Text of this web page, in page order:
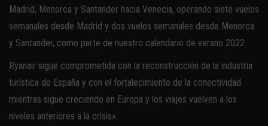
Madrid, Menorca y Santander hacia Venecia, operando siete vuelos
semanales desde Madrid y dos vuelos semanales desde Menorca
y Santander, como parte de nuestro calendario de verano 2022.
Ryanair sigue comprometida con la reconstrucción de la industria
turística de España y con el fortalecimiento de la conectividad
mientras sigue creciendo en Europa y los viajes vuelven a los
niveles anteriores a la crisis».